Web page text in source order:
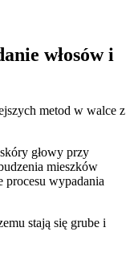
włosów i
metod w walce z
głowy przy
mieszków
procesu wypadania
stają się grube i